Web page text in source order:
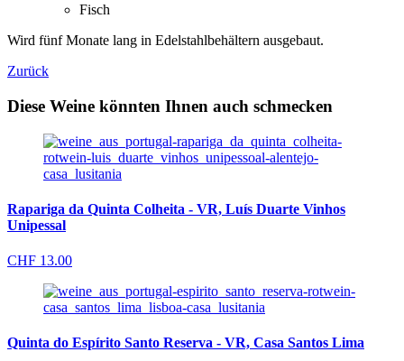
Fisch
Wird fünf Monate lang in Edelstahlbehältern ausgebaut.
Zurück
Diese Weine könnten Ihnen auch schmecken
Rapariga da Quinta Colheita - VR, Luís Duarte Vinhos
Unipessal
CHF 13.00
Quinta do Espírito Santo Reserva - VR, Casa Santos Lima